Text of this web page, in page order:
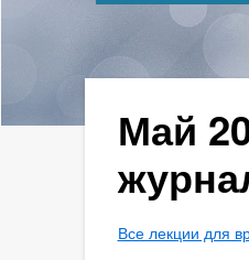
Май
Все лекции для